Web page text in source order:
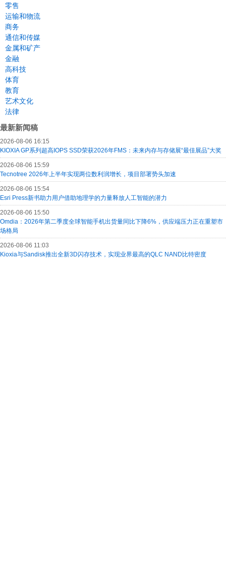
零售
运输和物流
商务
通信和传媒
金属和矿产
金融
高科技
体育
教育
艺术文化
法律
最新新闻稿
2026-08-06 16:15
KIOXIA GP系列超高IOPS SSD荣获2026年FMS：未来内存与存储展“最佳展品”大奖
2026-08-06 15:59
Tecnotree 2026年上半年实现两位数利润增长，项目部署势头加速
2026-08-06 15:54
Esri Press新书助力用户借助地理学的力量释放人工智能的潜力
2026-08-06 15:50
Omdia：2026年第二季度全球智能手机出货量同比下降6%，供应端压力正在重塑市
场格局
2026-08-06 11:03
Kioxia与Sandisk推出全新3D闪存技术，实现业界最高的QLC NAND比特密度